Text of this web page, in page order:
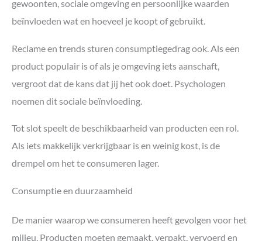
gewoonten, sociale omgeving en persoonlijke waarden
beïnvloeden wat en hoeveel je koopt of gebruikt.
Reclame en trends sturen consumptiegedrag ook. Als een
product populair is of als je omgeving iets aanschaft,
vergroot dat de kans dat jij het ook doet. Psychologen
noemen dit sociale beïnvloeding.
Tot slot speelt de beschikbaarheid van producten een rol.
Als iets makkelijk verkrijgbaar is en weinig kost, is de
drempel om het te consumeren lager.
Consumptie en duurzaamheid
De manier waarop we consumeren heeft gevolgen voor het
milieu. Producten moeten gemaakt, verpakt, vervoerd en